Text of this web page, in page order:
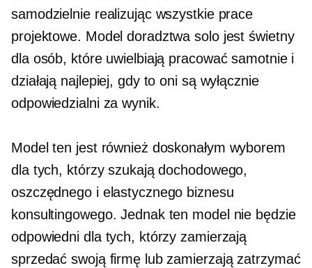
samodzielnie realizując wszystkie prace
projektowe. Model doradztwa solo jest świetny
dla osób, które uwielbiają pracować samotnie i
działają najlepiej, gdy to oni są wyłącznie
odpowiedzialni za wynik.
Model ten jest również doskonałym wyborem
dla tych, którzy szukają dochodowego,
oszczędnego i elastycznego biznesu
konsultingowego. Jednak ten model nie będzie
odpowiedni dla tych, którzy zamierzają
sprzedać swoją firmę lub zamierzają zatrzymać